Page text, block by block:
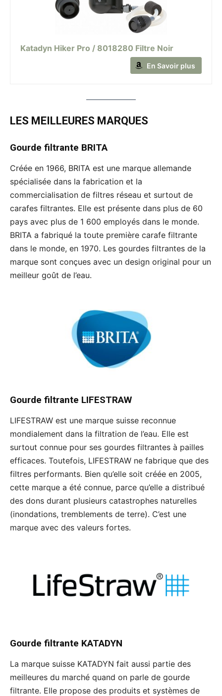
Katadyn Hiker Pro / 8018280 Filtre Noir
En Savoir plus
LES MEILLEURES MARQUES
Gourde filtrante BRITA
Créée en 1966, BRITA est une marque allemande
spécialisée dans la fabrication et la
commercialisation de filtres réseau et surtout de
carafes filtrantes. Elle est présente dans plus de 60
pays avec plus de 1 600 employés dans le monde.
BRITA a fabriqué la toute première carafe filtrante
dans le monde, en 1970. Les gourdes filtrantes de la
marque sont conçues avec un design original pour un
meilleur goût de l’eau.
Gourde filtrante LIFESTRAW
LIFESTRAW est une marque suisse reconnue
mondialement dans la filtration de l’eau. Elle est
surtout connue pour ses gourdes filtrantes à pailles
efficaces. Toutefois, LIFESTRAW ne fabrique que des
filtres performants. Bien qu’elle soit créée en 2005,
cette marque a été connue, parce qu’elle a distribué
des dons durant plusieurs catastrophes naturelles
(inondations, tremblements de terre). C’est une
marque avec des valeurs fortes.
Gourde filtrante KATADYN
La marque suisse KATADYN fait aussi partie des
meilleures du marché quand on parle de gourde
filtrante. Elle propose des produits et systèmes de